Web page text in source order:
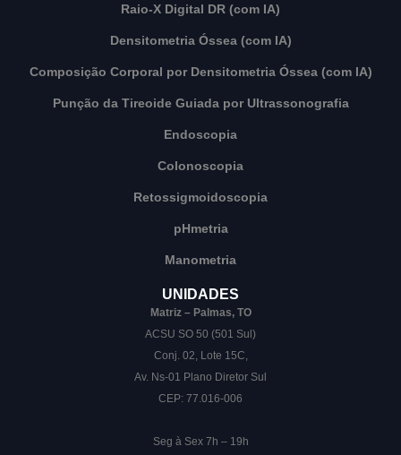
Raio-X Digital DR (com IA)
Densitometria Óssea (com IA)
Composição Corporal por Densitometria Óssea (com IA)
Punção da Tireoide Guiada por Ultrassonografia
Endoscopia
Colonoscopia
Retossigmoidoscopia
pHmetria
Manometria
UNIDADES
Matriz – Palmas, TO
ACSU SO 50 (501 Sul)
Conj. 02, Lote 15C,
Av. Ns-01 Plano Diretor Sul
CEP: 77.016-006
Seg à Sex 7h – 19h